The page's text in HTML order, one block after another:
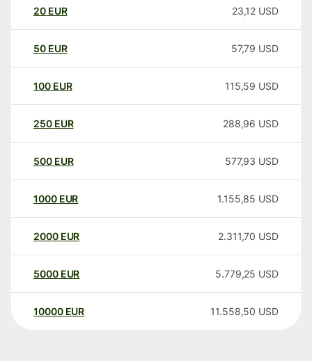
20 EUR 23,12 USD
50 EUR 57,79 USD
100 EUR 115,59 USD
250 EUR 288,96 USD
500 EUR 577,93 USD
1000 EUR 1.155,85 USD
2000 EUR 2.311,70 USD
5000 EUR 5.779,25 USD
10000 EUR 11.558,50 USD